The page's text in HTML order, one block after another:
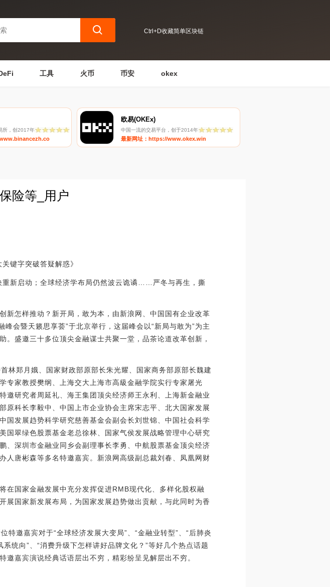
Ctrl+D收藏简单区块链
工具 火币 币安 okex
所，创2017年
欧易(OKEx)
中国一流的交易平台，创于2014年
最新网址：https://www.okex.win
险等_用户
键字突破答疑解惑》
新启动；全球经济学布局仍然波云诡谲……严冬与再生，撕
新怎样推动？新开局，敢为本，由新浪网、中国国有企业改革
会暨天籁思享荟”于北京举行，这届峰会以“新局与敢为”为主
盛邀三十多位顶尖金融谋士共聚一堂，品茶论道改革创新，
林郑月娥、国家财政部原部长朱光耀、国家商务部原部长魏建
专家教授樊纲、上海交大上海市高級金融学院实行专家屠光
邀研究者周延礼、海王集团顶尖经济师王永利、上海新金融业
原科长李毅中、中国上市企业协会主席宋志平、北大国家发展
国发展趋势科学研究慈善基金会副会长刘世锦、中国社会科学
国翠绿色股票基金老总徐林、国家气侯发展战略管理中心研究
、深圳市金融业同乡会副理事长李勇、中航股票基金顶尖经济
人唐彬森等多名特邀嘉宾。新浪网高级副总裁刘春、凤凰网财
在国家金融发展中充分发挥促进RMB现代化、多样化股权融
展国家新发展布局，为国家发展趋势做出贡献，与此同时为香
邀嘉宾对于“全球经济发展大变局”、“金融业转型”、“后肺炎
统向”、“消费升级下怎样讲好品牌文化？”等好几个热点话题
嘉宾演说经典话语层出不穷，精彩纷呈见解层出不穷。